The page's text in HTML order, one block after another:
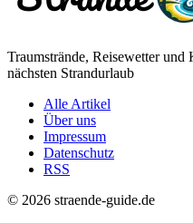
Traumstrände, Reisewetter
nächsten Strandurlaub
Alle Artikel
Über uns
Impressum
Datenschutz
RSS
© 2026 straende-guide.de